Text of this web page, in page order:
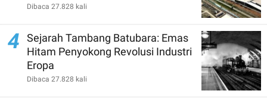
Dibaca 27.828 kali
4
Sejarah Tambang Batubara: Emas
Hitam Penyokong Revolusi Industri
Eropa
Dibaca 27.828 kali